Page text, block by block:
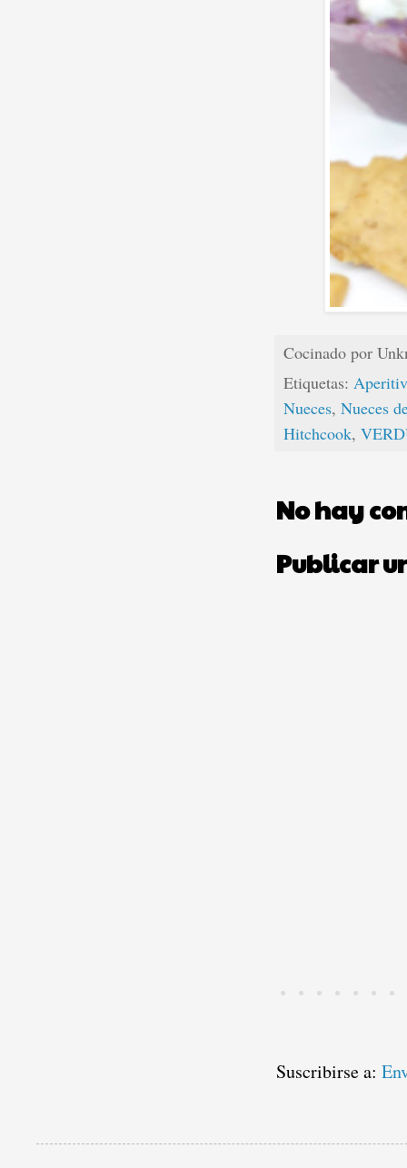
Cocinado por
Etiquetas:
Nueces, Nueces
Hitchcook,
No hay
Publicar
Suscribirse a: